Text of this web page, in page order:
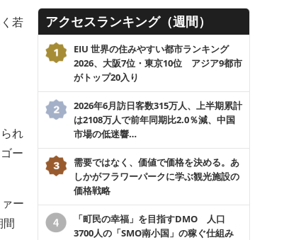
若
れ
ー
ー
間
アクセスランキング（週間）
EIU 世界の住みやすい都市ランキング
2026、大阪7位・東京10位 アジア9都市
がトップ20入り
2026年6月訪日客数315万人、上半期累計
は2108万人で前年同期比2.0％減、中国
市場の低迷響…
需要ではなく、価値で価格を決める。あ
しかがフラワーパークに学ぶ観光施設の
価格戦略
「町民の幸福」を目指すDMO 人口
3700人の「SMO南小国」の稼ぐ仕組み